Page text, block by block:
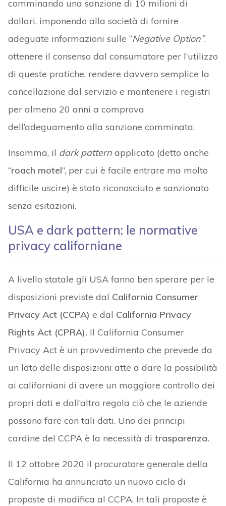
comminando una sanzione di 10 milioni di
dollari, imponendo alla società di fornire
adeguate informazioni sulle “Negative Option”,
ottenere il consenso dal consumatore per l’utilizzo
di queste pratiche, rendere davvero semplice la
cancellazione dal servizio e mantenere i registri
per almeno 20 anni a comprova
dell’adeguamento alla sanzione comminata.
Insomma, il dark patternapplicato (detto anche
“roach motel”, per cui è facile entrare ma molto
difficile uscire) è stato riconosciuto e sanzionato
senza esitazioni.
USA e dark pattern: le normative
privacy californiane
A livello statale gli USA fanno ben sperare per le
disposizioni previste dal California Consumer
Privacy Act (CCPA) e dal California Privacy
Rights Act (CPRA). Il California Consumer
Privacy Act è un provvedimento che prevede da
un lato delle disposizioni atte a dare la possibilità
ai californiani di avere un maggiore controllo dei
propri dati e dall’altro regola ciò che le aziende
possono fare con tali dati. Uno dei principi
cardine del CCPA è la necessità di trasparenza.
Il 12 ottobre 2020 il procuratore generale della
California ha annunciato un nuovo ciclo di
proposte di modifica al CCPA. In tali proposte è